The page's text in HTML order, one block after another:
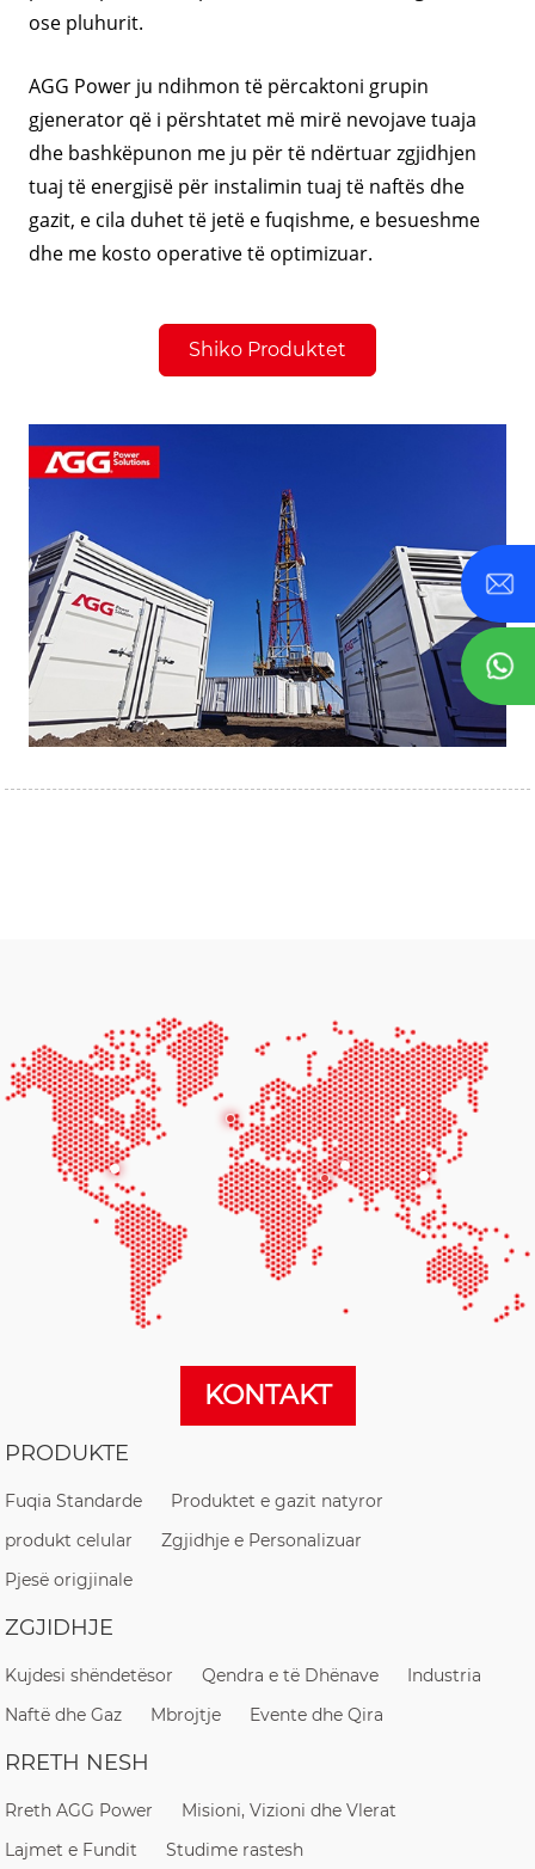
ose pluhurit.
AGG Power ju ndihmon të përcaktoni grupin
gjenerator që i përshtatet më mirë nevojave tuaja
dhe bashkëpunon me ju për të ndërtuar zgjidhjen
tuaj të energjisë për instalimin tuaj të naftës dhe
gazit, e cila duhet të jetë e fuqishme, e besueshme
dhe me kosto operative të optimizuar.
Shiko Produktet
KONTAKT
PRODUKTE
Fuqia Standarde
Produktet e gazit natyror
produkt celular
Zgjidhje e Personalizuar
Pjesë origjinale
ZGJIDHJE
Kujdesi shëndetësor Qendra e të Dhënave
Industria
Naftë dhe Gaz
Mbrojtje Evente dhe Qira
RRETH NESH
Rreth AGG Power
Misioni, Vizioni dhe Vlerat
Lajmet e Fundit
Studime rastesh